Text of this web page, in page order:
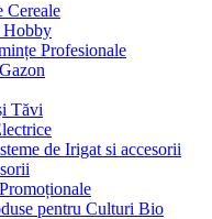
Cereale
Hobby
Profesionale
Tăvi
de Irigat si accesorii
pentru Culturi Bio